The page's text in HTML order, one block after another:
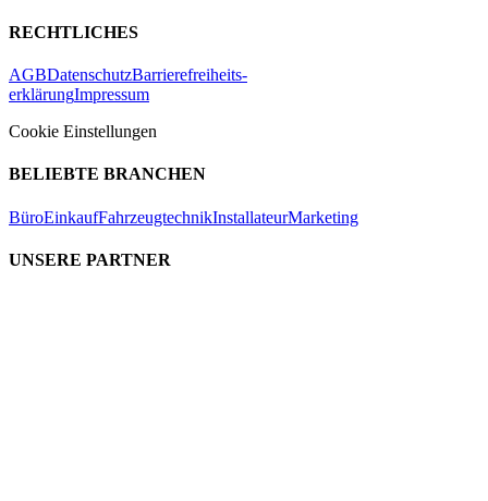
RECHTLICHES
AGBDatenschutzBarrierefreiheits-
erklärungImpressum
Cookie Einstellungen
BELIEBTE BRANCHEN
BüroEinkaufFahrzeugtechnikInstallateurMarketing
UNSERE PARTNER